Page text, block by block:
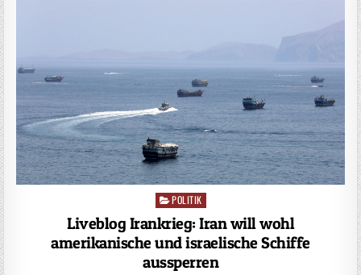
Posted
in
POLITIK
Liveblog Irankrieg: Iran will wohl
amerikanische und israelische Schiffe
aussperren